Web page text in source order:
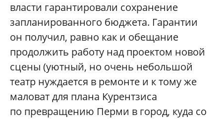
власти гарантировали сохранение
запланированного бюджета. Гарантии
он получил, равно как и обещание
продолжить работу над проектом новой
сцены (уютный, но очень небольшой
театр нуждается в ремонте и к тому же
маловат для плана Курентзиса
по превращению Перми в город, куда со